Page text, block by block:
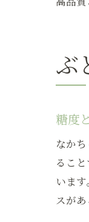
ぶ
糖度
なか
るこ
いま
スが